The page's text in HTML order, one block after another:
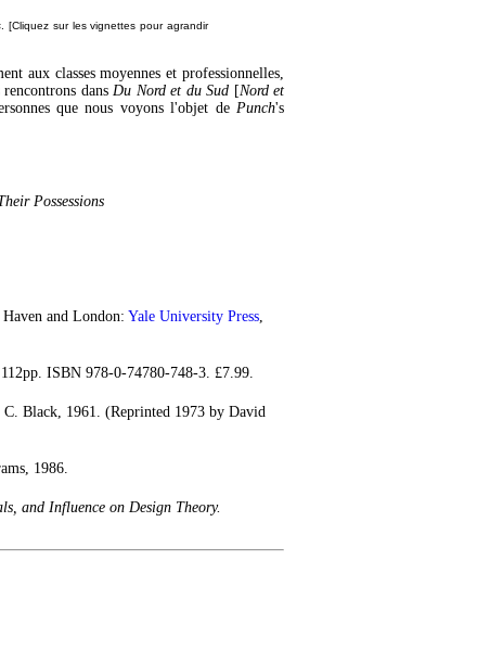
. [Cliquez sur les vignettes pour agrandir
aux classes moyennes et professionnelles,
dansDu Nord et du Sud [Nord et
que nous voyons l'objet dePunch's
Possessions
and London: Yale University Press,
ISBN 978-0-74780-748-3. £7.99.
C. Black, 1961. (Reprinted 1973 by David
1986.
and Influence on Design Theory.